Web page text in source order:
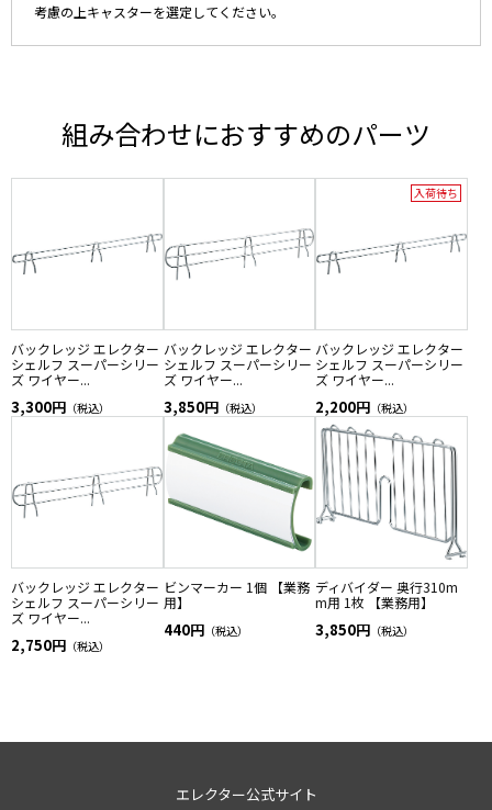
考慮の上キャスターを選定してください。
組み合わせにおすすめのパーツ
バックレッジ エレクター
シェルフ スーパーシリー
ズ ワイヤー...
3,300円 （税込）
バックレッジ エレクター
シェルフ スーパーシリー
ズ ワイヤー...
3,850円（税込）
入荷待ち
バックレッジ エレクター
シェルフ スーパーシリー
ズ ワイヤー...
2,200円 （税込）
バックレッジ エレクター
シェルフ スーパーシリー
ズ ワイヤー...
2,750円 （税込）
ビンマーカー 1個 【業務
用】
440円（税込）
ディバイダー 奥行310m
m用 1枚 【業務用】
3,850円 （税込）
エレクター公式サイト